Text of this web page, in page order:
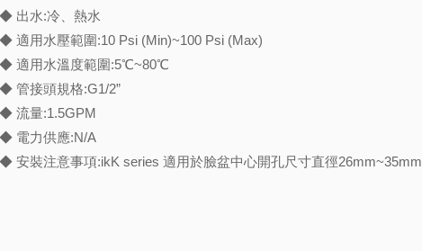
◆ 出水:冷、熱水
◆ 適用水壓範圍:10 Psi (Min)~100 Psi (Max)
◆ 適用水溫度範圍:5℃~80℃
◆ 管接頭規格:G1/2”
◆ 流量:1.5GPM
◆ 電力供應:N/A
◆ 安裝注意事項:ikK series 適用於臉盆中心開孔尺寸直徑26mm~35mm